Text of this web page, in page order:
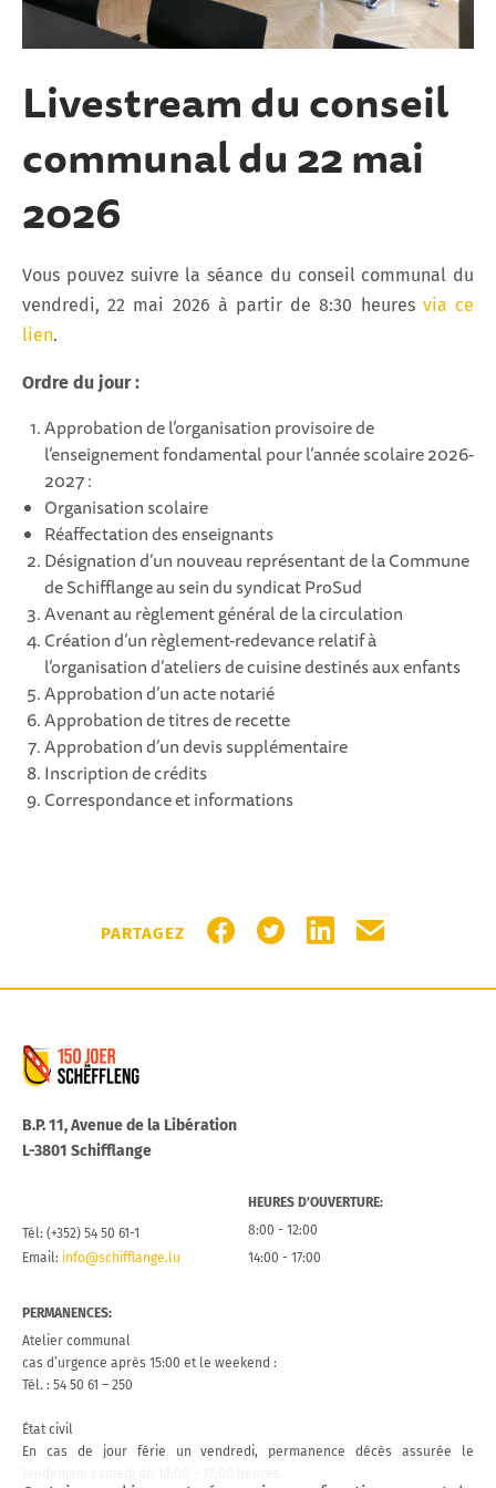
Livestream du conseil
communal du 22 mai
2026
Vous pouvez suivre la séance du conseil communal du
vendredi, 22 mai 2026 à partir de 8:30 heures via ce
lien.
Ordre du jour :
Approbation de l’organisation provisoire de
l’enseignement fondamental pour l’année scolaire 2026-
2027 :
Organisation scolaire
Réaffectation des enseignants
Désignation d’un nouveau représentant de la Commune
de Schifflange au sein du syndicat ProSud
Avenant au règlement général de la circulation
Création d’un règlement-redevance relatif à
l’organisation d’ateliers de cuisine destinés aux enfants
Approbation d’un acte notarié
Approbation de titres de recette
Approbation d’un devis supplémentaire
Inscription de crédits
Correspondance et informations
PARTAGEZ
PARTAGER SUR FACEBOOK
PARTAGER SUR TWITTER
PARTAGER SUR
PARTAGER
B.P. 11, Avenue de la Libération
L-3801 Schifflange
Tél: (+352) 54 50 61-1
Email: info@schifflange.lu
HEURES D’OUVERTURE:
8:00 - 12:00
14:00 - 17:00
PERMANENCES:
Atelier communal
cas d’urgence après 15:00 et le weekend :
Tél. : 54 50 61 – 250
État civil
En cas de jour férie un vendredi, permanence décès assurée le